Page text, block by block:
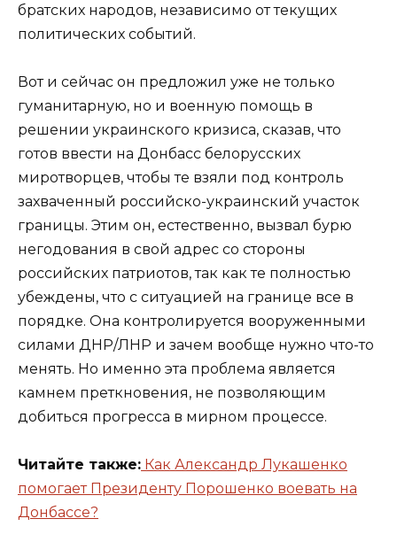
братских народов, независимо от текущих
политических событий.
Вот и сейчас он предложил уже не только
гуманитарную, но и военную помощь в
решении украинского кризиса, сказав, что
готов ввести на Донбасс белорусских
миротворцев, чтобы те взяли под контроль
захваченный российско-украинский участок
границы. Этим он, естественно, вызвал бурю
негодования в свой адрес со стороны
российских патриотов, так как те полностью
убеждены, что с ситуацией на границе все в
порядке. Она контролируется вооруженными
силами ДНР/ЛНР и зачем вообще нужно что-то
менять. Но именно эта проблема является
камнем преткновения, не позволяющим
добиться прогресса в мирном процессе.
Читайте также: Как Александр Лукашенко
помогает Президенту Порошенко воевать на
Донбассе?